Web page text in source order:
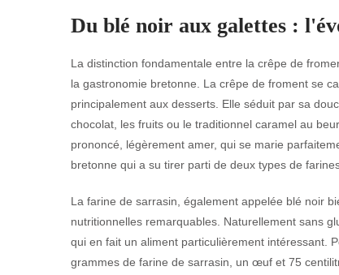
Du blé noir aux galettes :
La distinction fondamentale entre la crêpe de
la gastronomie bretonne. La crêpe de froment se
principalement aux desserts. Elle séduit par sa
chocolat, les fruits ou le traditionnel caramel au
prononcé, légèrement amer, qui se marie
bretonne qui a su tirer parti de deux types de
La farine de sarrasin, également appelée blé noir
nutritionnelles remarquables. Naturellement sans
qui en fait un aliment particulièrement intéressant.
grammes de farine de sarrasin, un œuf et 75